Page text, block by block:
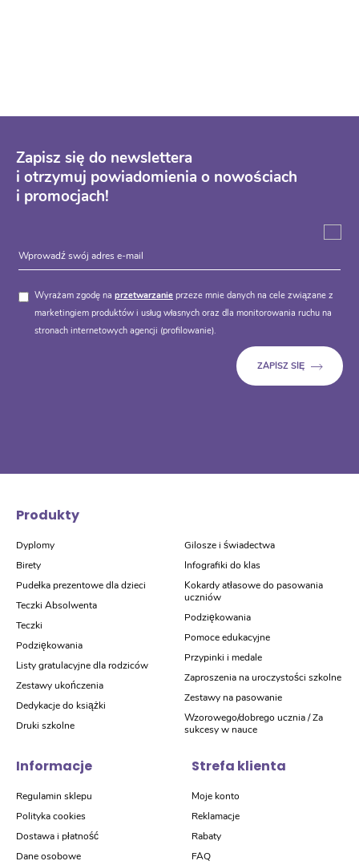
Zapisz się do newslettera
i otrzymuj powiadomienia o nowościach
i promocjach!
Wyrażam zgodę na przetwarzanie przeze mnie danych na cele związane z
marketingiem produktów i usług własnych oraz dla monitorowania ruchu na
stronach internetowych agencji (profilowanie).
Produkty
Dyplomy
Birety
Pudełka prezentowe dla dzieci
Teczki Absolwenta
Teczki
Podziękowania
Listy gratulacyjne dla rodziców
Zestawy ukończenia
Dedykacje do książki
Druki szkolne
Gilosze i świadectwa
Infografiki do klas
Kokardy atłasowe do pasowania
uczniów
Podziękowania
Pomoce edukacyjne
Przypinki i medale
Zaproszenia na uroczystości szkolne
Zestawy na pasowanie
Wzorowego/dobrego ucznia / Za
sukcesy w nauce
Informacje
Regulamin sklepu
Polityka cookies
Dostawa i płatność
Dane osobowe
Strefa klienta
Moje konto
Reklamacje
Rabaty
FAQ